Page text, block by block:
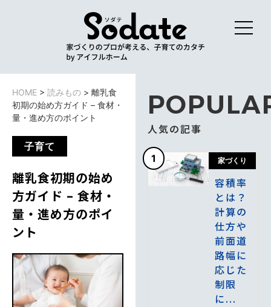
HOME > 読みもの > 離乳食
初期の始め方ガイド – 食材・
量・進め方のポイント
子育て
離乳食初期の始め
方ガイド – 食材・
量・進め方のポイ
ント
人気の記事
1 家づくり
容積率
とは？
計算の
仕方や
前面道
路幅に
応じた
制限
に...